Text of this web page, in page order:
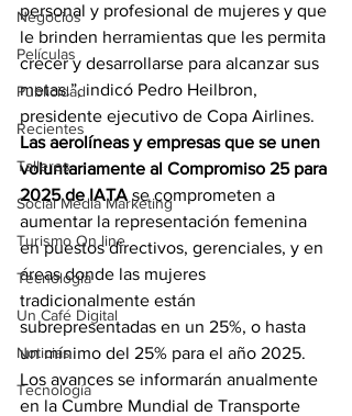
Negocios
Películas
Publicidad
Recientes
Talleres
Social Media Marketing
Turismo On line
Tecnología
Un Café Digital
Noticias
Tecnología
personal y profesional de mujeres y que
le brinden herramientas que les permita
crecer y desarrollarse para alcanzar sus
metas.”, indicó Pedro Heilbron,
presidente ejecutivo de Copa Airlines.
Las aerolíneas y empresas que se unen
voluntariamente al Compromiso 25 para
2025 de IATA se comprometen a
aumentar la representación femenina
en puestos directivos, gerenciales, y en
áreas donde las mujeres
tradicionalmente están
subrepresentadas en un 25%, o hasta
un mínimo del 25% para el año 2025.
Los avances se informarán anualmente
en la Cumbre Mundial de Transporte